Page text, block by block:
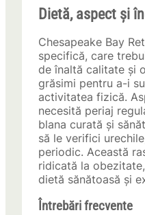
Dietă, aspect și
Chesapeake Bay
specifică, care
de înaltă calitate și
grăsimi pentru a-i
activitatea fizică.
necesită periaj
blana curată și
să le verifici
periodic. Această
ridicată la
dietă sănătoasă și
Întrebări frecvente